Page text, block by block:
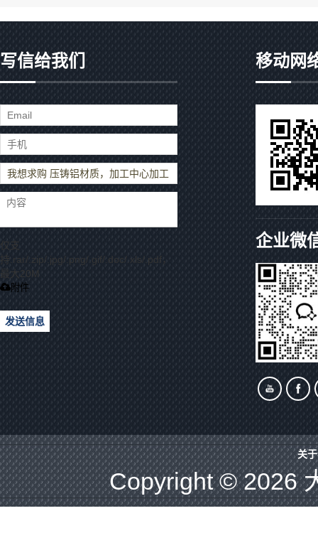
写信给我们
仅支
持.rar/.zip/.jpg/.png/.gif/.doc/.xls/.pdf，
最大20M
附件
发送信息
移动网
企业微
关
Copyright © 2026